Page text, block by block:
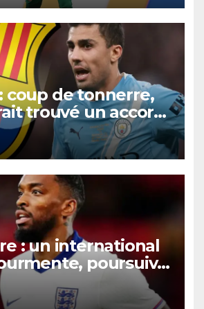
coup de tonnerre,
trouvé un accord
le Barça pour un
2030.
: un international
poursuivi
présumée
survenue en boîte